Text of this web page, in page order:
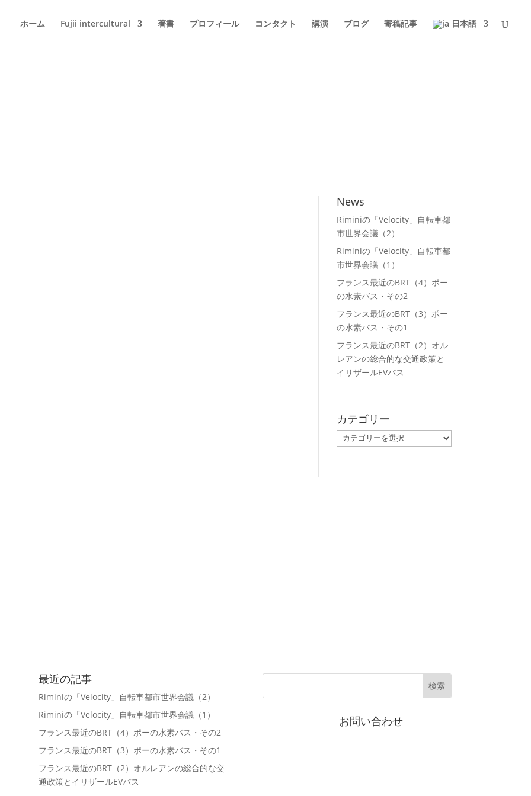
ホーム Fujii intercultural 著書 プロフィール コンタクト 講演 ブログ 寄稿記事 日本語
News
Riminiの「Velocity」自転車都
市世界会議（2）
Riminiの「Velocity」自転車都
市世界会議（1）
フランス最近のBRT（4）ポー
の水素バス・その2
フランス最近のBRT（3）ポー
の水素バス・その1
フランス最近のBRT（2）オル
レアンの総合的な交通政策と
イリザールEVバス
カテゴリー
カ
テ
最近の記事
Riminiの「Velocity」自転車都市世界会議（2）
Riminiの「Velocity」自転車都市世界会議（1）
フランス最近のBRT（4）ポーの水素バス・その2
フランス最近のBRT（3）ポーの水素バス・その1
フランス最近のBRT（2）オルレアンの総合的な交
通政策とイリザールEVバス
お問い合わせ